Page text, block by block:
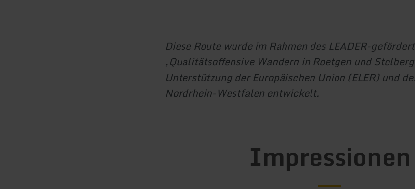
Diese Route wurde im Rahmen des LEADER-
‚Qualitätsoffensive Wandern in Roetgen und
Unterstützung der Europäischen Union (ELER) und
Nordrhein-Westfalen entwickelt.
Impressionen